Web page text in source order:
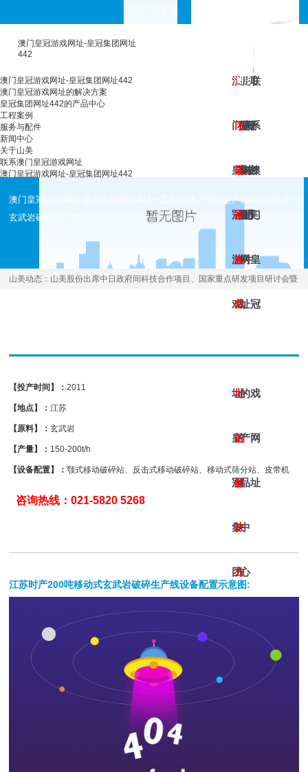
澳门皇冠游戏网址-皇冠集团网址
442
澳
门
皇
冠
游
戏
址-
皇
冠
集
团
址
澳
门
皇
冠
游
戏
址
的
解
决
方
工
程
案
例
皇
冠
集
团
网
址
的
产
品
中
心
服
务
与
配
件
新
闻
中
心
关
于
山
美
联
系
澳
门
皇
冠
戏
网
址
澳门皇冠游戏网址-皇冠集团网址442
澳门皇冠游戏网址的解决方案
皇冠集团网址442的产品中心
工程案例
服务与配件
新闻中心
关于山美
联系澳门皇冠游戏网址
澳门皇冠游戏网址-皇冠集团网址442
澳门皇冠游戏网址-皇冠集团网址442
江苏时产200吨移动式
玄武岩破碎生产线
山美动态： 山美股份出席中日政府间科技合作项目、国家重点研发项目研讨会暨
【投产时间】：2011
【地点】：江苏
【原料】：玄武岩
【产量】： 150-200t/h
【设备配置】：颚式移动破碎站、反击式移动破碎站、移动式筛分站、皮带机
咨询热线：021-5820 5268
江苏时产200吨移动式玄武岩破碎生产线设备配置示意图: